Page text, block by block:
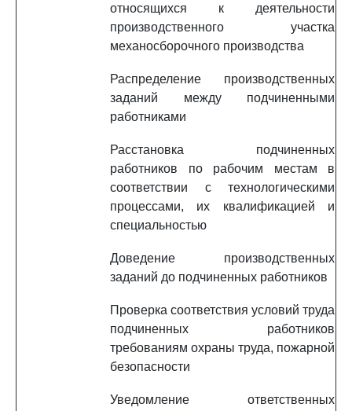
относящихся к деятельности
производственного участка
механосборочного производства
Распределение производственных
заданий между подчиненными
работниками
Расстановка подчиненных
работников по рабочим местам в
соответствии с технологическими
процессами, их квалификацией и
специальностью
Доведение производственных
заданий до подчиненных работников
Проверка соответствия условий труда
подчиненных работников
требованиям охраны труда, пожарной
безопасности
Уведомление ответственных